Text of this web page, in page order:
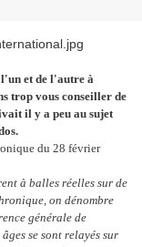
l'un et de l'autre à
trop vous conseiller de
il y a peu au sujet
du 28 février
à balles réelles sur de
on dénombre
générale de
se sont relayés sur